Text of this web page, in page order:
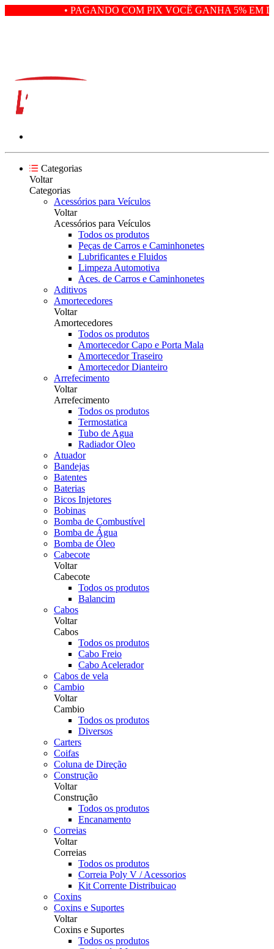
• PAGANDO COM PIX VOCÊ GANHA 5% EM
Categorias
Voltar
Categorias
Acessórios para Veículos
Voltar
Acessórios para Veículos
Todos os produtos
Peças de Carros e Caminhonetes
Lubrificantes e Fluidos
Limpeza Automotiva
Aces. de Carros e Caminhonetes
Aditivos
Amortecedores
Voltar
Amortecedores
Todos os produtos
Amortecedor Capo e Porta Mala
Amortecedor Traseiro
Amortecedor Dianteiro
Arrefecimento
Voltar
Arrefecimento
Todos os produtos
Termostatica
Tubo de Agua
Radiador Oleo
Atuador
Bandejas
Batentes
Baterias
Bicos Injetores
Bobinas
Bomba de Combustível
Bomba de Água
Bomba de Óleo
Cabecote
Voltar
Cabecote
Todos os produtos
Balancim
Cabos
Voltar
Cabos
Todos os produtos
Cabo Freio
Cabo Acelerador
Cabos de vela
Cambio
Voltar
Cambio
Todos os produtos
Diversos
Carters
Coifas
Coluna de Direção
Construção
Voltar
Construção
Todos os produtos
Encanamento
Correias
Voltar
Correias
Todos os produtos
Correia Poly V / Acessorios
Kit Corrente Distribuicao
Coxins
Coxins e Suportes
Voltar
Coxins e Suportes
Todos os produtos